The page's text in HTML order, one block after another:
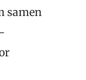
samen